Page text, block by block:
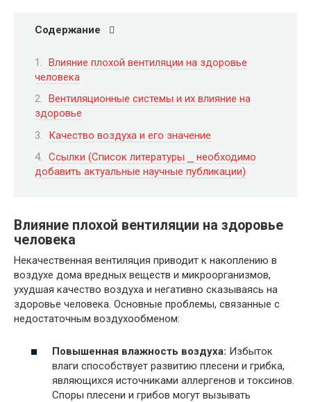
Содержание
Влияние плохой вентиляции на здоровье
человека
Вентиляционные системы и их влияние на
здоровье
Качество воздуха и его значение
Ссылки (Список литературы ⎯ необходимо
добавить актуальные научные публикации)
Влияние плохой вентиляции на здоровье
человека
Некачественная вентиляция приводит к накоплению в
воздухе дома вредных веществ и микроорганизмов,
ухудшая качество воздуха и негативно сказываясь на
здоровье человека. Основные проблемы, связанные с
недостаточным воздухообменом:
Повышенная влажность воздуха: Избыток
влаги способствует развитию плесени и грибка,
являющихся источниками аллергенов и токсинов.
Споры плесени и грибов могут вызывать